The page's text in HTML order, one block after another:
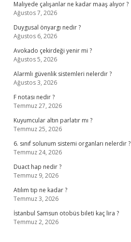
Maliyede çalışanlar ne kadar maaş alıyor ?
Ağustos 7, 2026
Duygusal önyargı nedir ?
Ağustos 6, 2026
Avokado çekirdeği yenir mi ?
Ağustos 5, 2026
Alarmlı güvenlik sistemleri nelerdir ?
Ağustos 3, 2026
F notası nedir ?
Temmuz 27, 2026
Kuyumcular altın parlatır mı ?
Temmuz 25, 2026
6. sınıf solunum sistemi organları nelerdir ?
Temmuz 24, 2026
Duact hap nedir ?
Temmuz 9, 2026
Atılım tıp ne kadar ?
Temmuz 3, 2026
İstanbul Samsun otobüs bileti kaç lira ?
Temmuz 2, 2026